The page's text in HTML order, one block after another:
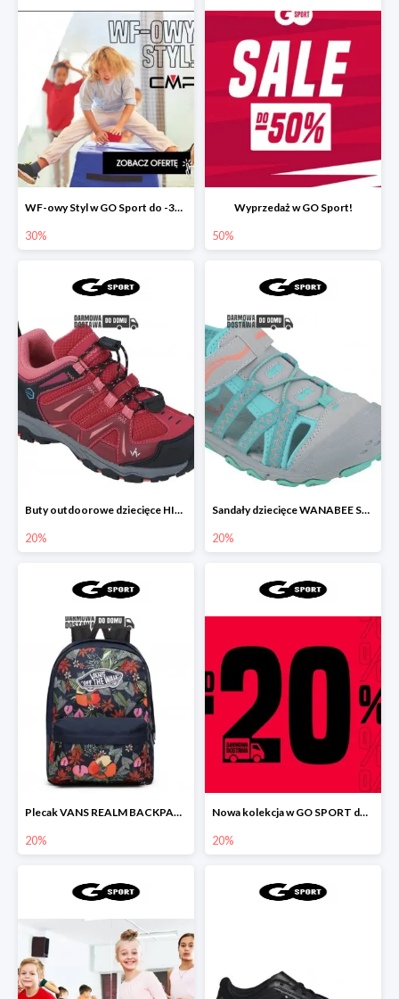
WF-owy Styl w GO Sport do -30%
30%
Wyprzedaż w GO Sport!
50%
Buty outdoorowe dziecięce HIKE 200 2 LOW KID ROSE
20%
Sandały dziecięce WANABEE SAND 300 GRIS TURQUOISE
20%
Plecak VANS REALM BACKPACK MULTI TROPIC
20%
Nowa kolekcja w GO SPORT do -20%
20%